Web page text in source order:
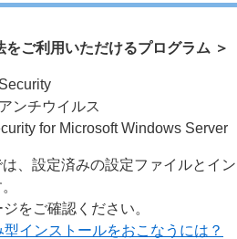
をご利用いただけるプログラム ＞
ンチウイルス
for Microsoft Windows Server
、設定済みの設定ファイルとイ
をご確認ください。
型インストールをおこなうには？